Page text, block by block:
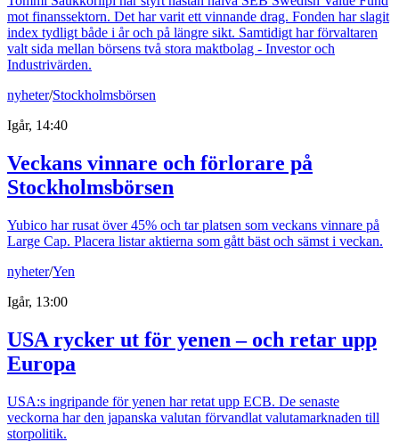
mot finanssektorn. Det har varit ett vinnande drag. Fonden har slagit
index tydligt både i år och på längre sikt. Samtidigt har förvaltaren
valt sida mellan börsens två stora maktbolag - Investor och
Industrivärden.
nyheter/Stockholmsbörsen
Igår, 14:40
Veckans vinnare och förlorare på
Stockholmsbörsen
Yubico har rusat över 45% och tar platsen som veckans vinnare på
Large Cap. Placera listar aktierna som gått bäst och sämst i veckan.
nyheter/Yen
Igår, 13:00
USA rycker ut för yenen – och retar upp
Europa
USA:s ingripande för yenen har retat upp ECB. De senaste
veckorna har den japanska valutan förvandlat valutamarknaden till
storpolitik.